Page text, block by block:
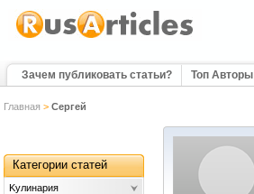
Зачем публиковать статьи? Топ Авторы
Главная > Сергей
Категории статей
Kулинария